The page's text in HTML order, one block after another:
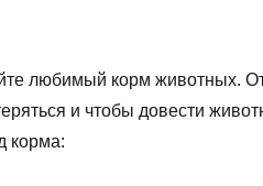
любимый корм животных.
и чтобы довести
корма: